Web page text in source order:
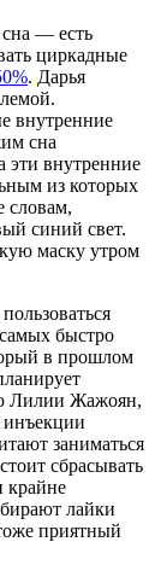
— есть
циркадные
. Дарья
внутренние
сна
внутренние
из которых
словам,
синий свет.
маску утром
быстро
в прошлом
Лилии Жажоян,
инъекции
заниматься
сбрасывать
крайне
лайки
приятный